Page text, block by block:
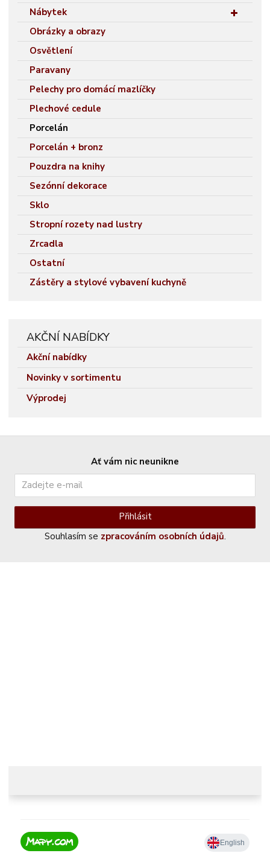
Nábytek
Obrázky a obrazy
Osvětlení
Paravany
Pelechy pro domácí mazlíčky
Plechové cedule
Porcelán
Porcelán + bronz
Pouzdra na knihy
Sezónní dekorace
Sklo
Stropní rozety nad lustry
Zrcadla
Ostatní
Zástěry a stylové vybavení kuchyně
AKČNÍ NABÍDKY
Akční nabídky
Novinky v sortimentu
Výprodej
Ať vám nic neunikne
Přihlásit
Souhlasím se zpracováním osobních údajů.